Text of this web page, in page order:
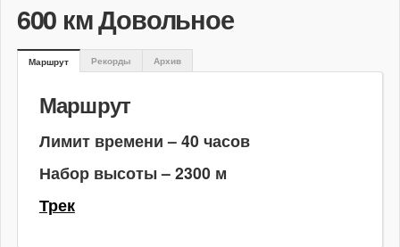
600 км Довольное
Маршрут Рекорды Архив
Маршрут
Лимит времени – 40 часов
Набор высоты – 2300 м
Трек